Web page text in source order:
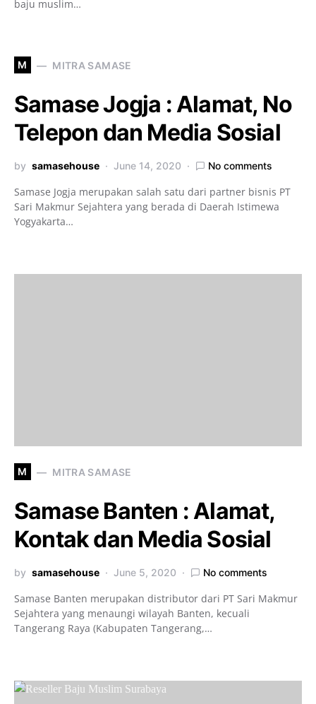
baju muslim…
M MITRA SAMASE
Samase Jogja : Alamat, No
Telepon dan Media Sosial
by samasehouse June 14, 2020 No comments
Samase Jogja merupakan salah satu dari partner bisnis PT
Sari Makmur Sejahtera yang berada di Daerah Istimewa
Yogyakarta…
M MITRA SAMASE
Samase Banten : Alamat,
Kontak dan Media Sosial
by samasehouse June 5, 2020 No comments
Samase Banten merupakan distributor dari PT Sari Makmur
Sejahtera yang menaungi wilayah Banten, kecuali
Tangerang Raya (Kabupaten Tangerang,…